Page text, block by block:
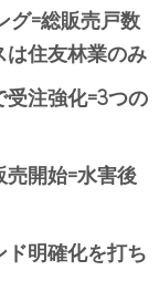
グ=総販売戸数
住友林業のみ
注強化=3つの
開始=水害後
明確化を打ち